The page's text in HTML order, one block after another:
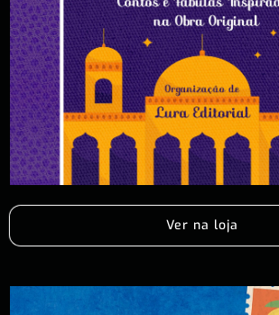
Ver na loja